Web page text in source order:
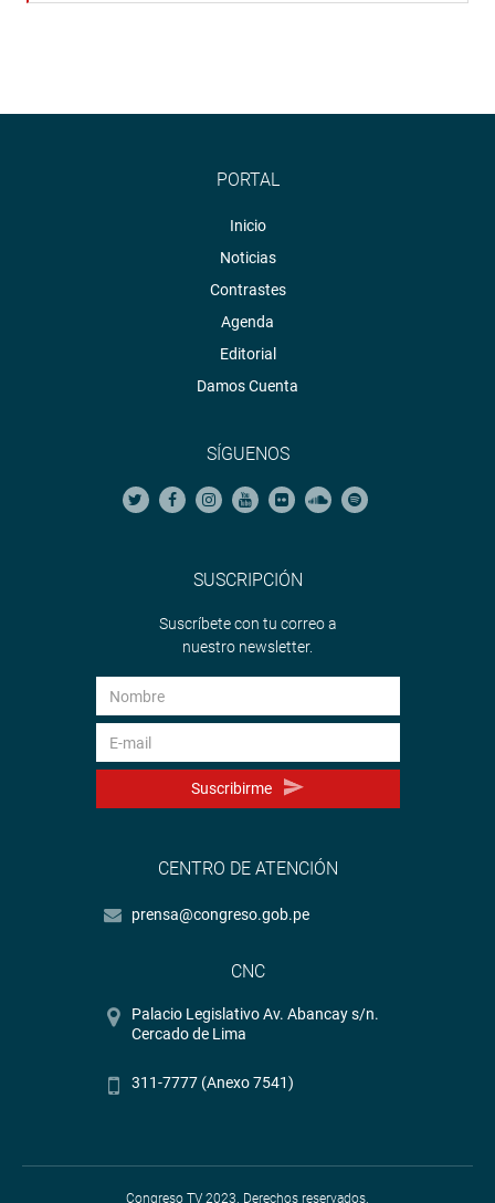
PORTAL
Inicio
Noticias
Contrastes
Agenda
Editorial
Damos Cuenta
SÍGUENOS
SUSCRIPCIÓN
Suscríbete con tu correo a
nuestro newsletter.
Suscribirme
CENTRO DE ATENCIÓN
prensa@congreso.gob.pe
CNC
Palacio Legislativo Av. Abancay s/n.
Cercado de Lima
311-7777 (Anexo 7541)
Congreso TV 2023. Derechos reservados.